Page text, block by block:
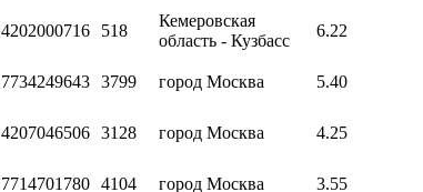
4202000716 518
Кемеровская
область - Кузбасс
6.22
7734249643 3799 город Москва 5.40
4207046506 3128 город Москва 4.25
7714701780 4104 город Москва 3.55